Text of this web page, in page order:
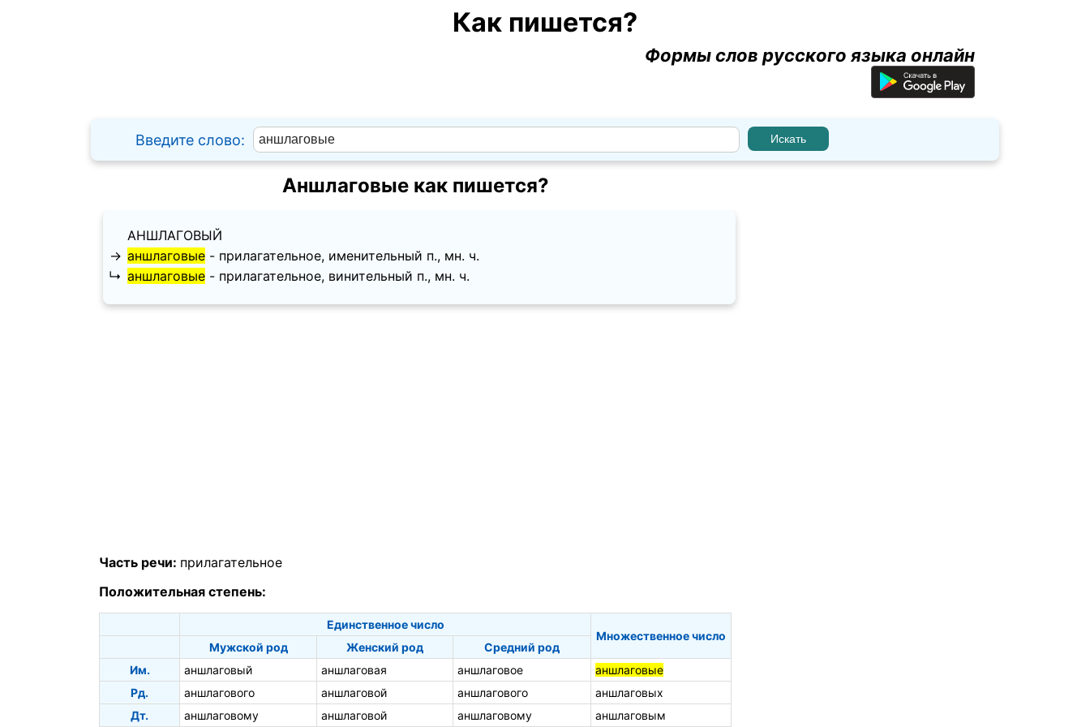
Как пишется?
Формы слов русского языка онлайн
Введите слово:
Аншлаговые как пишется?
АНШЛАГОВЫЙ
→ аншлаговые - прилагательное, именительный п., мн. ч.
↳ аншлаговые - прилагательное, винительный п., мн. ч.
Часть речи: прилагательное
Положительная степень:
Единственное число
Множественное число
Мужской род
Женский род
Средний род
Им.
аншлаговый аншлаговая аншлаговое
аншлаговые
Рд.
аншлагового аншлаговой аншлагового
аншлаговых
Дт.
аншлаговому аншлаговой аншлаговому аншлаговым